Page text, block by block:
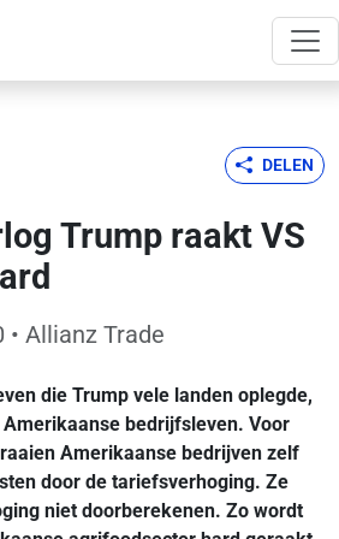
DELEN
Trump raakt VS
• Allianz Trade
die Trump vele landen oplegde,
bedrijfsleven. Voor
Amerikaanse bedrijven zelf
door de tariefsverhoging. Ze
niet doorberekenen. Zo wordt